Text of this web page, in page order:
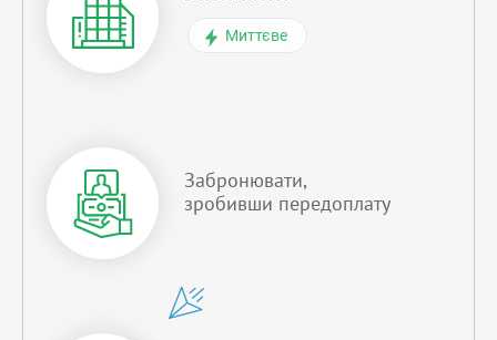
Миттєве
Забронювати,
зробивши передоплату